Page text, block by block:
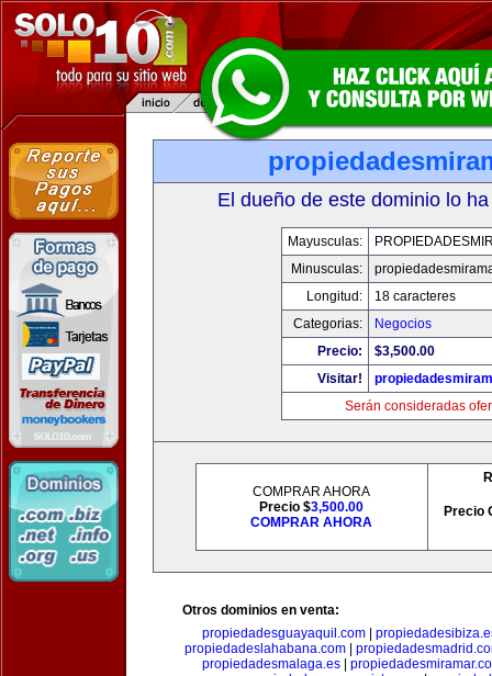
El dueño de este dominio lo
Mayusculas:
Minusculas:
Longitud:
18 caracteres
Categorias:
Negocios
Precio:
$3,500.00
Visitar!
Serán consideradas
COMPRAR AHORA
Precio $3,500.00
COMPRAR AHORA
Precio
Otros dominios en venta:
propiedadesguayaquil.com
propiedadeslahabana.com|
propiedadesmalaga.es|